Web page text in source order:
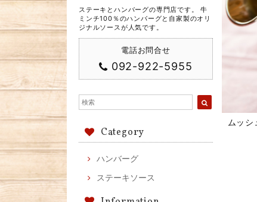
ステーキとハンバーグの専門店です。 牛
ミンチ100％のハンバーグと自家製のオリ
ジナルソースが人気です。
電話お問合せ
092-922-5955
Category
ハンバーグ
ステーキソース
ムッシ